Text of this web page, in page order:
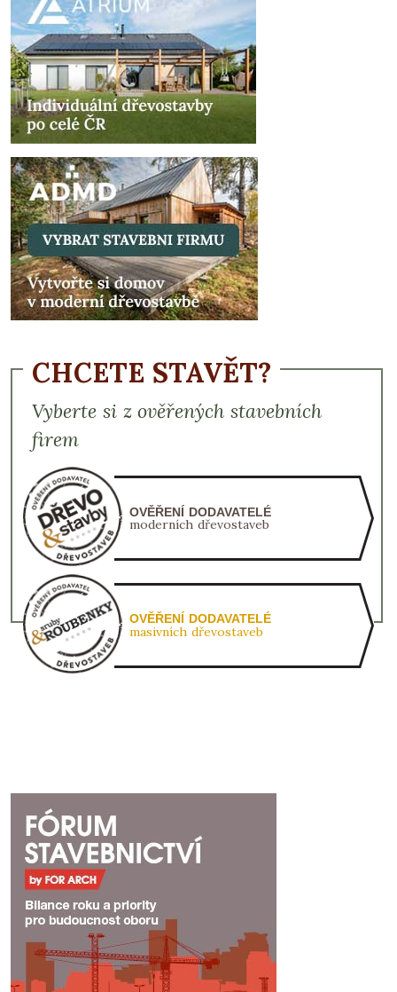
CHCETE STAVĚT?
Vyberte si z ověřených stavebních
firem
OVĚŘENÍ DODAVATELÉ
moderních dřevostaveb
OVĚŘENÍ DODAVATELÉ
masivních dřevostaveb